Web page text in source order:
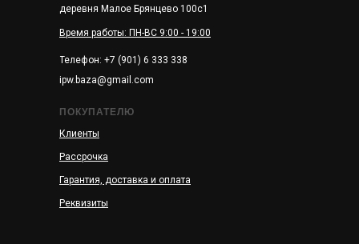
деревня Малое Брянцево 100с1
ipw.baza@gmail.com
Гарантия, доставка и оплата
Рассрочка
Клиенты
Реквизиты
ПОКУПАТЕЛЮ
Телефон: +7 (901) 6 333 338
Время работы: ПН-ВС 9:00 - 19:00